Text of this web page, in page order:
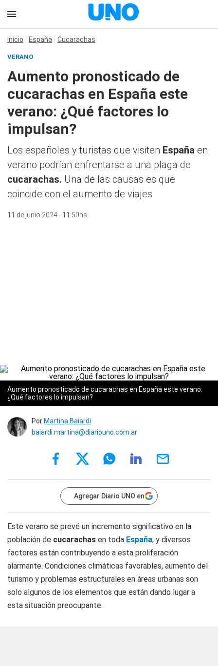
Inicio España Cucarachas
VERANO
Aumento pronosticado de
cucarachas en España este
verano: ¿Qué factores lo
impulsan?
Los españoles y turistas que visiten España en
verano podrían enfrentarse a una plaga de
cucarachas. Una de las causas es que
coincide con el aumento de viajes
11 de junio 2024 - 11:50hs
Aumento pronosticado de cucarachas en España este verano:
¿Qué factores lo impulsan?
Por Martina Baiardi
baiardi.martina@diariouno.com.ar
Agregar Diario UNO en
Este verano se prevé un incremento significativo en la
población de cucarachas en toda España, y diversos
factores están contribuyendo a esta proliferación
alarmante. Condiciones climáticas favorables, aumento del
turismo y problemas estructurales en áreas urbanas son
solo algunos de los elementos que están dando lugar a
esta situación preocupante.